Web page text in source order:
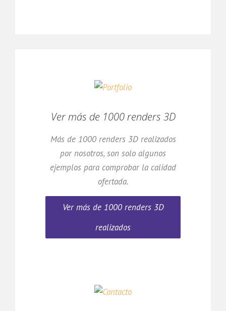
Ver más de 1000 renders 3D
Más de 1000 renders 3D realizados
por nosotros, son solo algunos
ejemplos para comprobar la calidad
ofertada.
Ver más de 1000 renders 3D
realizados